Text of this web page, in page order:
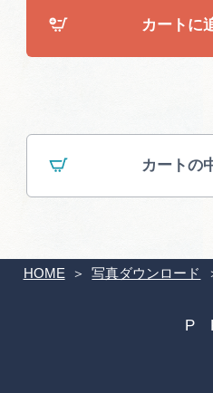
サイトポリシー
HOME 写真ダウンロード
カートに
カートの